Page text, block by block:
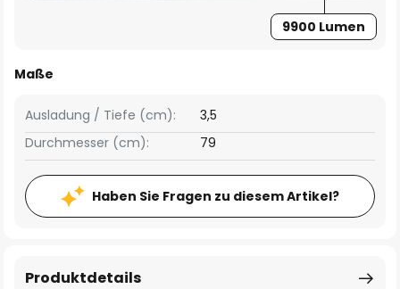
9900 Lumen
Maße
Ausladung / Tiefe (cm):
3,5
Durchmesser (cm):
79
Haben Sie Fragen zu diesem Artikel?
Produktdetails